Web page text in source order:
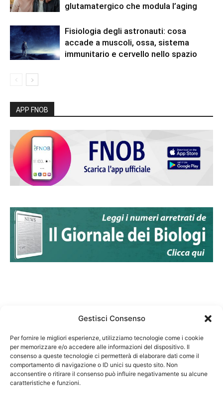
Gestisci Consenso
Per fornire le migliori esperienze, utilizziamo tecnologie come i cookie
per memorizzare e/o accedere alle informazioni del dispositivo. Il
consenso a queste tecnologie ci permetterà di elaborare dati come il
comportamento di navigazione o ID unici su questo sito. Non
acconsentire o ritirare il consenso può influire negativamente su alcune
caratteristiche e funzioni.
glutamatergico che modula l’aging
Fisiologia degli astronauti: cosa
accade a muscoli, ossa, sistema
immunitario e cervello nello spazio
APP FNOB
Federazione Nazionale Degli Ordini dei Biologi:
codice fiscale 80069130583
Responsabile sito internet www.fnob.it: